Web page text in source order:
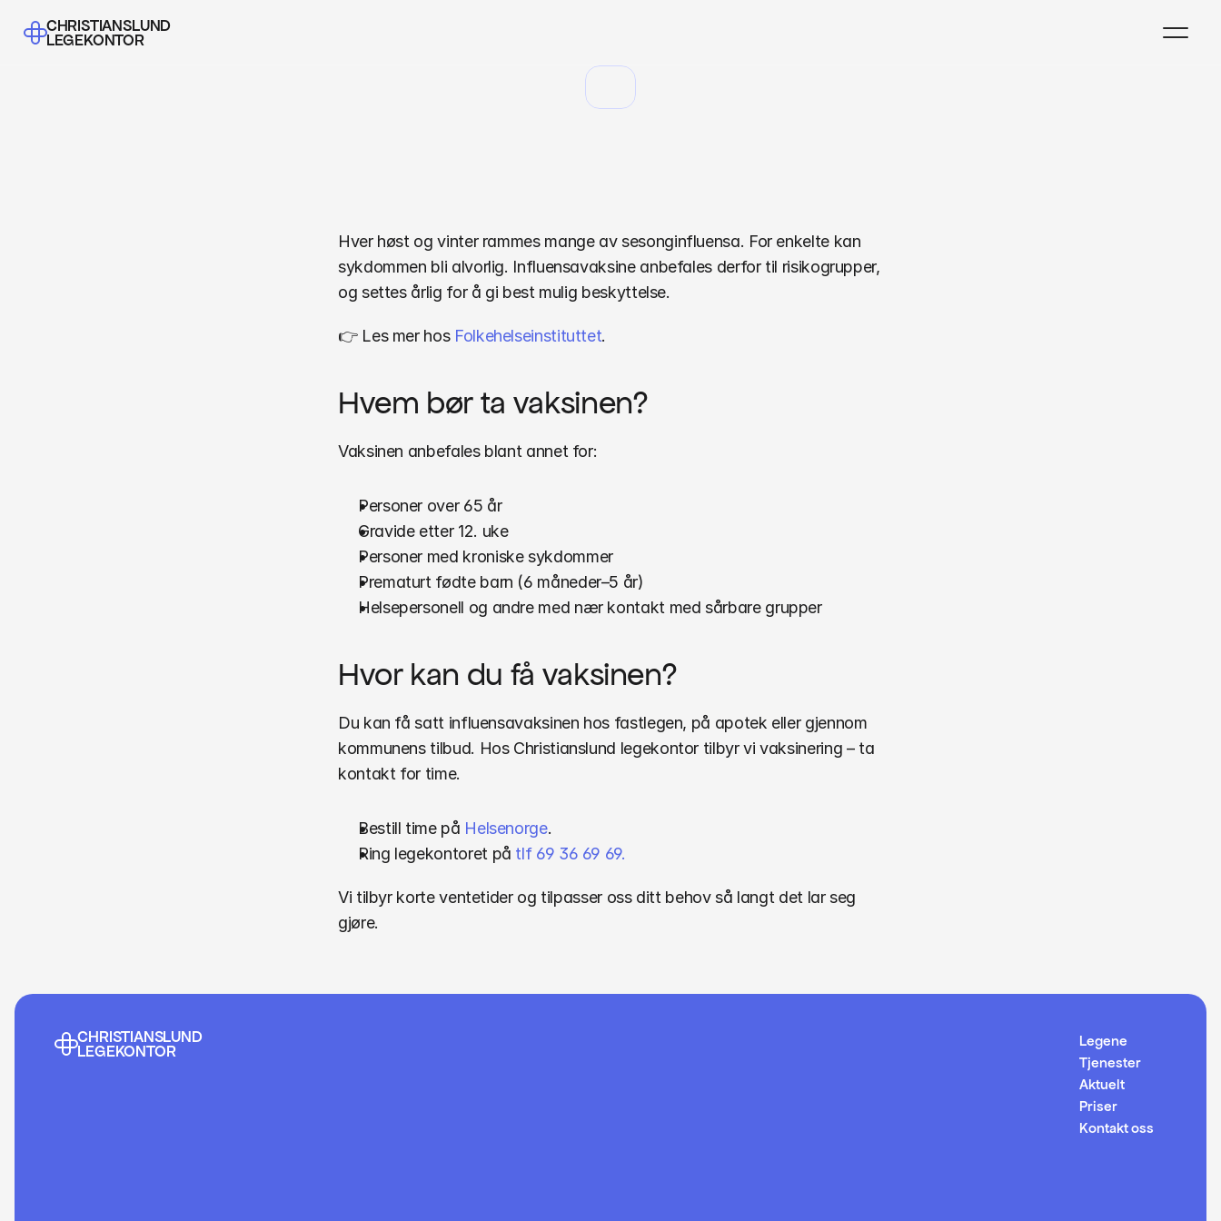
CHRISTIANSLUND
LEGEKONTOR
Hver høst og vinter rammes mange av sesonginfluensa. For enkelte kan
sykdommen bli alvorlig. Influensavaksine anbefales derfor til risikogrupper,
og settes årlig for å gi best mulig beskyttelse.
👉 Les mer hos Folkehelseinstituttet.
Hvem bør ta vaksinen?
Vaksinen anbefales blant annet for:
Personer over 65 år
Gravide etter 12. uke
Personer med kroniske sykdommer
Prematurt fødte barn (6 måneder–5 år)
Helsepersonell og andre med nær kontakt med sårbare grupper
Hvor kan du få vaksinen?
Du kan få satt influensavaksinen hos fastlegen, på apotek eller gjennom
kommunens tilbud. Hos Christianslund legekontor tilbyr vi vaksinering – ta
kontakt for time.
Bestill time på Helsenorge.
Ring legekontoret på tlf 69 36 69 69.
Vi tilbyr korte ventetider og tilpasser oss ditt behov så langt det lar seg
gjøre.
CHRISTIANSLUND
LEGEKONTOR
Legene
Tjenester
Aktuelt
Priser
Kontakt oss